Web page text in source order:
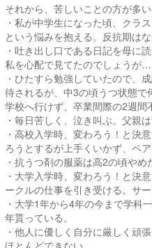
それから、苦しいことの方が多い
・私が中学生になった頃、クラ
という悩みを抱える。反抗期はな
・吐き出し口である日記を母に
私を心配で見てたのでしょうが…
・ひたすら勉強していたので、
待されるが、中3の頃うつ状態で
学校へ行けず、卒業間際の2週間
・毎日苦しく、泣き叫ぶ。父親
・高校入学時、変わろう！と決
ろうとするが上手くいかず、ペ
・抗うつ剤の服薬は高2の頃やめ
・大学入学時、変わろう！と決
ークルの仕事を引き受ける。サー
・大学1年から4年の今まで学科
年貰っている。
・他人に優しく自分に厳しく頑
ほとんどできない。